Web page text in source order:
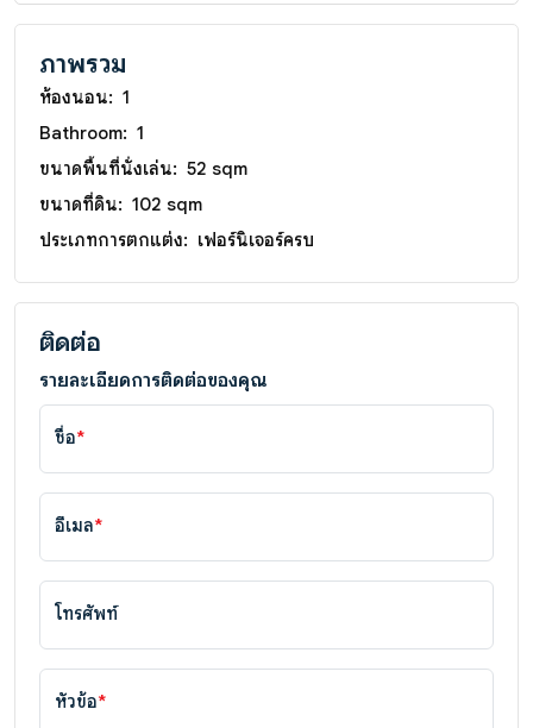
ภาพรวม
ห้องนอน: 1
Bathroom: 1
ขนาดพื้นที่นั่งเล่น: 52 sqm
ขนาดที่ดิน: 102 sqm
ประเภทการตกแต่ง: เฟอร์นิเจอร์ครบ
ติดต่อ
รายละเอียดการติดต่อของคุณ
ชื่อ*
อีเมล*
โทรศัพท์
หัวข้อ*